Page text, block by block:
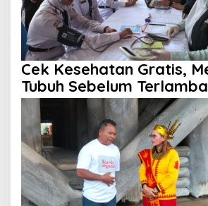
Cek Kesehatan Gratis,
Tubuh Sebelum